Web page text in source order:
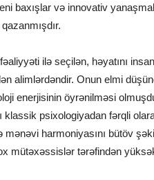
baxışlar və innovativ
ilə seçilən, həyatını
alimlərdəndir. Onun elmi
enerjisinin öyrənilməsi
klassik psixologiyadan fərqli
harmoniyasını bütöv
mütəxəssislər tərəfindən